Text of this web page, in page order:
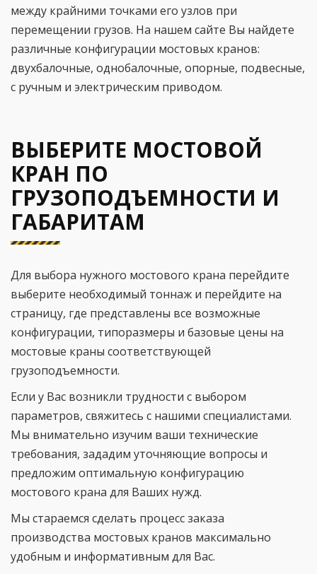
между крайними точками его узлов при
перемещении грузов. На нашем сайте Вы найдете
различные конфигурации мостовых кранов:
двухбалочные, однобалочные, опорные, подвесные,
с ручным и электрическим приводом.
ВЫБЕРИТЕ МОСТОВОЙ
КРАН ПО
ГРУЗОПОДЪЕМНОСТИ И
ГАБАРИТАМ
Для выбора нужного мостового крана перейдите
выберите необходимый тоннаж и перейдите на
страницу, где представлены все возможные
конфигурации, типоразмеры и базовые цены на
мостовые краны соответствующей
грузоподъемности.
Если у Вас возникли трудности с выбором
параметров, свяжитесь с нашими специалистами.
Мы внимательно изучим ваши технические
требования, зададим уточняющие вопросы и
предложим оптимальную конфигурацию
мостового крана для Ваших нужд.
Мы стараемся сделать процесс заказа
производства мостовых кранов максимально
удобным и информативным для Вас.